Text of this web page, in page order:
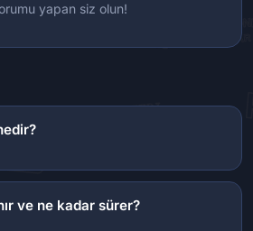
yapan siz olun!
ve ne kadar sürer?